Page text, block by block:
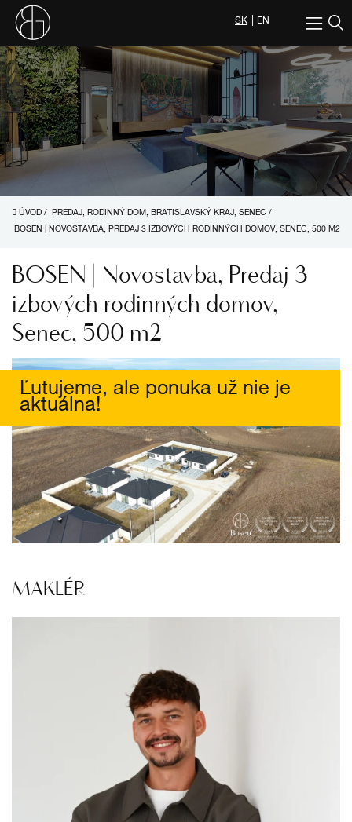
SK EN
ÚVOD / PREDAJ, RODINNÝ DOM, BRATISLAVSKÝ KRAJ, SENEC /
BOSEN | NOVOSTAVBA, PREDAJ 3 IZBOVÝCH RODINNÝCH DOMOV, SENEC, 500 M2
BOSEN | Novostavba, Predaj 3
izbových rodinných domov,
Senec, 500 m2
Ľutujeme, ale ponuka už nie je
aktuálna!
MAKLÉR